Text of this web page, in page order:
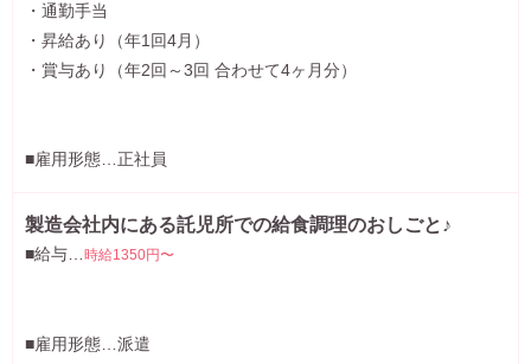
・通勤手当
・昇給あり（年1回4月）
・賞与あり（年2回～3回 合わせて4ヶ月分）
■雇用形態…正社員
製造会社内にある託児所での給食調理のおしごと♪
■給与… 時給1350円〜
■雇用形態…派遣